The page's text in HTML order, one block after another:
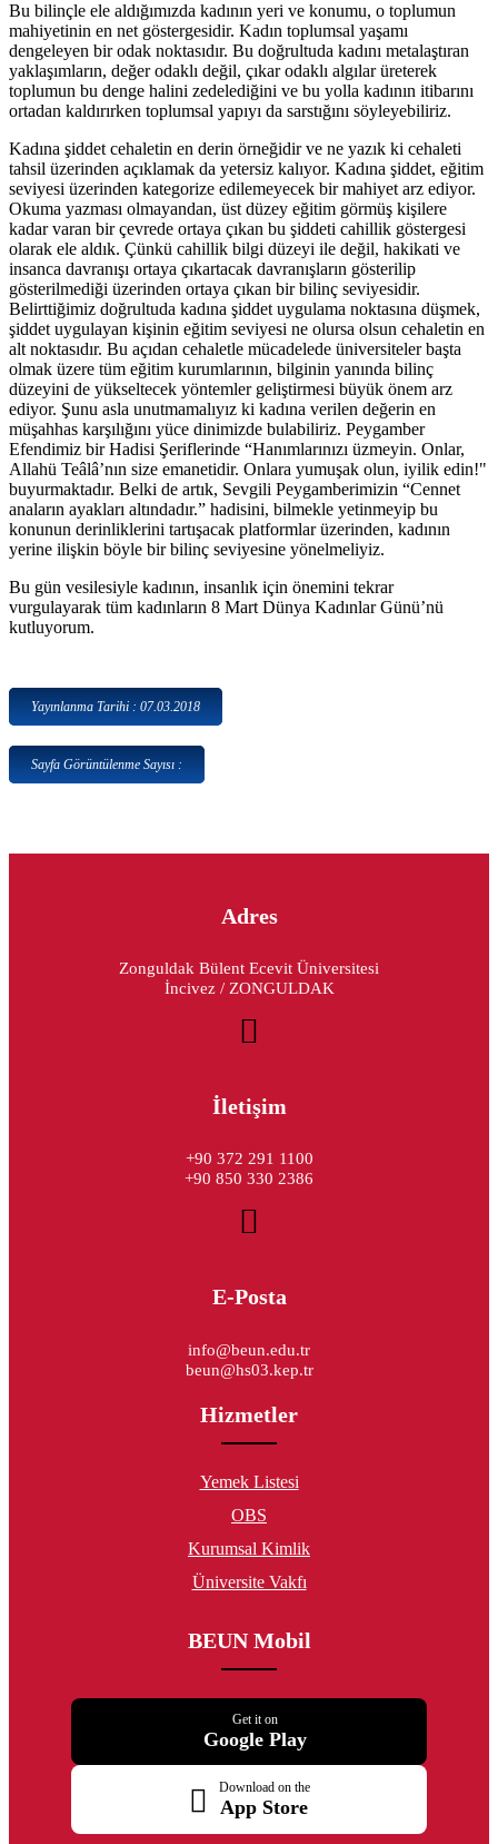
Bu bilinçle ele aldığımızda kadının yeri ve konumu, o toplumun
mahiyetinin en net göstergesidir. Kadın toplumsal yaşamı
dengeleyen bir odak noktasıdır. Bu doğrultuda kadını metalaştıran
yaklaşımların, değer odaklı değil, çıkar odaklı algılar üreterek
toplumun bu denge halini zedelediğini ve bu yolla kadının itibarını
ortadan kaldırırken toplumsal yapıyı da sarstığını söyleyebiliriz.
Kadına şiddet cehaletin en derin örneğidir ve ne yazık ki cehaleti
tahsil üzerinden açıklamak da yetersiz kalıyor. Kadına şiddet, eğitim
seviyesi üzerinden kategorize edilemeyecek bir mahiyet arz ediyor.
Okuma yazması olmayandan, üst düzey eğitim görmüş kişilere
kadar varan bir çevrede ortaya çıkan bu şiddeti cahillik göstergesi
olarak ele aldık. Çünkü cahillik bilgi düzeyi ile değil, hakikati ve
insanca davranışı ortaya çıkartacak davranışların gösterilip
gösterilmediği üzerinden ortaya çıkan bir bilinç seviyesidir.
Belirttiğimiz doğrultuda kadına şiddet uygulama noktasına düşmek,
şiddet uygulayan kişinin eğitim seviyesi ne olursa olsun cehaletin en
alt noktasıdır. Bu açıdan cehaletle mücadelede üniversiteler başta
olmak üzere tüm eğitim kurumlarının, bilginin yanında bilinç
düzeyini de yükseltecek yöntemler geliştirmesi büyük önem arz
ediyor. Şunu asla unutmamalıyız ki kadına verilen değerin en
müşahhas karşılığını yüce dinimizde bulabiliriz. Peygamber
Efendimiz bir Hadisi Şeriflerinde “Hanımlarınızı üzmeyin. Onlar,
Allahü Teâlâ’nın size emanetidir. Onlara yumuşak olun, iyilik edin!"
buyurmaktadır. Belki de artık, Sevgili Peygamberimizin “Cennet
anaların ayakları altındadır.” hadisini, bilmekle yetinmeyip bu
konunun derinliklerini tartışacak platformlar üzerinden, kadının
yerine ilişkin böyle bir bilinç seviyesine yönelmeliyiz.
Bu gün vesilesiyle kadının, insanlık için önemini tekrar
vurgulayarak tüm kadınların 8 Mart Dünya Kadınlar Günü’nü
kutluyorum.
Yayınlanma Tarihi : 07.03.2018
Sayfa Görüntülenme Sayısı :
Adres
Zonguldak Bülent Ecevit Üniversitesi
İncivez / ZONGULDAK
İletişim
+90 372 291 1100
+90 850 330 2386
E-Posta
info@beun.edu.tr
beun@hs03.kep.tr
Hizmetler
Yemek Listesi
OBS
Kurumsal Kimlik
Üniversite Vakfı
BEUN Mobil
Get it on
Google Play
Download on the
App Store